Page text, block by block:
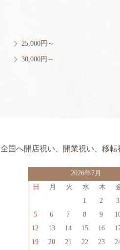
25,000円～
30,000円～
全国へ開店祝い、開業祝い、移転
2026年7月
日
月 火 水 木
1
2 3
5
6 7 8 9
12
13 14 15 16
19
20 21 22 23